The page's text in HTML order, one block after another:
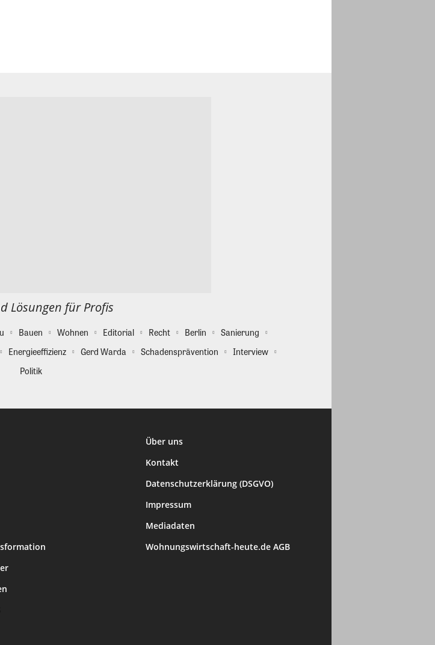
Lösungen für Profis
Bauen Wohnen Editorial Recht Berlin
Sanierung
Energieeffizienz Gerd Warda Schadensprävention
Interview
Politik
Über uns
Kontakt
Datenschutzerklärung (DSGVO)
Impressum
Mediadaten
Wohnungswirtschaft-heute.de AGB